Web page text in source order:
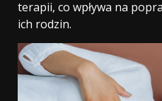
terapii, co wpływa na
ich rodzin.